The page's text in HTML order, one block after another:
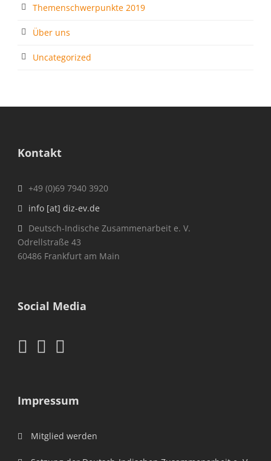
Themenschwerpunkte 2019
Über uns
Uncategorized
Kontakt
+49 (0)69 7940 3920
info [at] diz-ev.de
Deutsch-Indische Zusammenarbeit e. V.
Odrellstraße 43
60486 Frankfurt am Main
Social Media
Impressum
Mitglied werden